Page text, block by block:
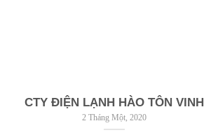
CTY ĐIỆN LẠNH HÀO TÔN VINH
2 Tháng Một, 2020